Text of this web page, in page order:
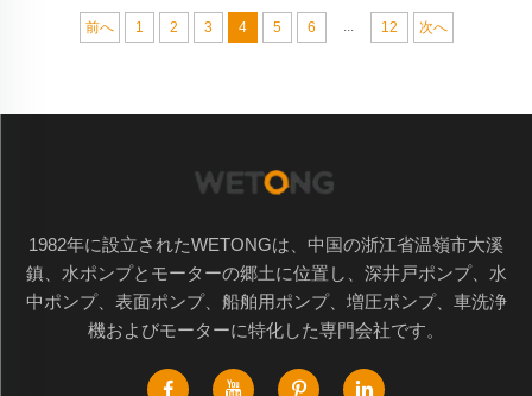
前へ 1 2 3 4 5 6 ... 12 次へ
1982年に設立されたWETONGは、中国の浙江省温嶺市大溪
鎮、水ポンプとモーターの郷土に位置し、深井戸ポンプ、水
中ポンプ、表面ポンプ、船舶用ポンプ、増圧ポンプ、車洗浄
機およびモーターに特化した専門会社です。